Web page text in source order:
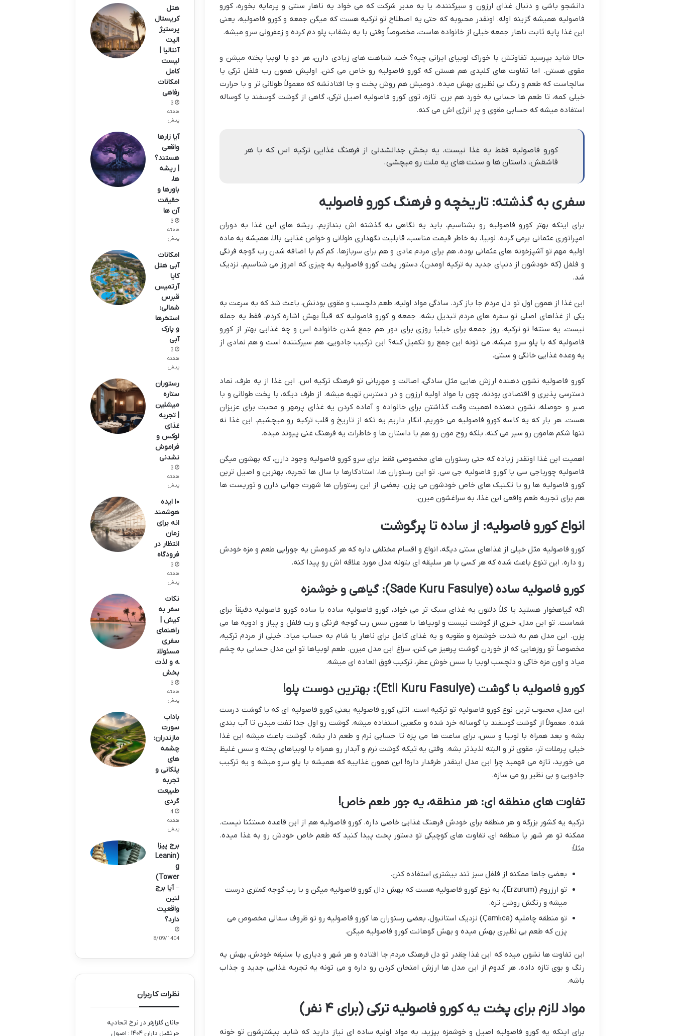
دانشجو باشی و دنبال غذای ارزون و سیرکننده، یا یه مدیر شرکت که می خواد یه ناهار سنتی و پرمایه بخوره، کورو
فاصولیه همیشه گزینه اوله. اونقدر محبوبه که حتی یه اصطلاح تو ترکیه هست که میگن جمعه و کورو فاصولیه، یعنی
این غذا پایه ثابت ناهار جمعه خیلی از خانواده هاست، مخصوصاً وقتی با یه بشقاب پلو دم کرده و زعفرونی سرو میشه.
حالا شاید بپرسید تفاوتش با خوراک لوبیای ایرانی چیه؟ خب، شباهت های زیادی دارن، هر دو با لوبیا پخته میشن و
مقوی هستن. اما تفاوت های کلیدی هم هستن که کورو فاصولیه رو خاص می کنن. اولیش همون رب فلفل ترکی یا
سالچاست که طعم و رنگ بی نظیری بهش میده. دومیش هم روش پخت و جا افتادنشه که معمولاً طولانی تر و با حرارت
خیلی کمه، تا طعم ها حسابی به خورد هم برن. تازه، توی کورو فاصولیه اصیل ترکی، گاهی از گوشت گوسفند یا گوساله
استفاده میشه که حسابی مقوی و پر انرژی اش می کنه.
کورو فاصولیه فقط یه غذا نیست، یه بخش جدانشدنی از فرهنگ غذایی ترکیه اس که با هر
قاشقش، داستان ها و سنت های یه ملت رو میچشی.
سفری به گذشته: تاریخچه و فرهنگ کورو فاصولیه
برای اینکه بهتر کورو فاصولیه رو بشناسیم، باید یه نگاهی به گذشته اش بندازیم. ریشه های این غذا به دوران
امپراتوری عثمانی برمی گرده. لوبیا، به خاطر قیمت مناسب، قابلیت نگهداری طولانی و خواص غذایی بالا، همیشه یه ماده
اولیه مهم تو آشپزخونه های عثمانی بوده، هم برای مردم عادی و هم برای سربازها. کم کم با اضافه شدن رب گوجه فرنگی
و فلفل (که خودشون از دنیای جدید به ترکیه اومدن)، دستور پخت کورو فاصولیه به چیزی که امروز می شناسیم، نزدیک
شد.
این غذا از همون اول تو دل مردم جا باز کرد. سادگی مواد اولیه، طعم دلچسب و مقوی بودنش، باعث شد که به سرعت به
یکی از غذاهای اصلی تو سفره های مردم تبدیل بشه. جمعه و کورو فاصولیه که قبلاً بهش اشاره کردم، فقط یه جمله
نیست، یه سنته! تو ترکیه، روز جمعه برای خیلیا روزی برای دور هم جمع شدن خانواده اس و چه غذایی بهتر از کورو
فاصولیه که با پلو سرو میشه، می تونه این جمع رو تکمیل کنه؟ این ترکیب جادویی، هم سیرکننده است و هم نمادی از
یه وعده غذایی خانگی و سنتی.
کورو فاصولیه نشون دهنده ارزش هایی مثل سادگی، اصالت و مهربانی تو فرهنگ ترکیه اس. این غذا از یه طرف، نماد
دسترسی پذیری و اقتصادی بودنه، چون با مواد اولیه ارزون و در دسترس تهیه میشه. از طرف دیگه، با پخت طولانی و با
صبر و حوصله، نشون دهنده اهمیت وقت گذاشتن برای خانواده و آماده کردن یه غذای پرمهر و محبت برای عزیزان
هست. هر بار که یه کاسه کورو فاصولیه می خوریم، انگار داریم یه تکه از تاریخ و قلب ترکیه رو میچشیم. این غذا نه
تنها شکم هامون رو سیر می کنه، بلکه روح مون رو هم با داستان ها و خاطرات یه فرهنگ غنی پیوند میده.
اهمیت این غذا اونقدر زیاده که حتی رستوران های مخصوصی فقط برای سرو کورو فاصولیه وجود دارن، که بهشون میگن
فاصولیه چورباجی سی یا کورو فاصولیه جی سی. تو این رستوران ها، استادکارها با سال ها تجربه، بهترین و اصیل ترین
کورو فاصولیه ها رو با تکنیک های خاص خودشون می پزن. بعضی از این رستوران ها شهرت جهانی دارن و توریست ها
هم برای تجربه طعم واقعی این غذا، به سراغشون میرن.
انواع کورو فاصولیه: از ساده تا پرگوشت
کورو فاصولیه مثل خیلی از غذاهای سنتی دیگه، انواع و اقسام مختلفی داره که هر کدومش یه جورایی طعم و مزه خودش
رو داره. این تنوع باعث شده که هر کسی با هر سلیقه ای بتونه مدل مورد علاقه اش رو پیدا کنه.
کورو فاصولیه ساده (Sade Kuru Fasulye): گیاهی و خوشمزه
اگه گیاهخوار هستید یا کلاً دلتون یه غذای سبک تر می خواد، کورو فاصولیه ساده یا ساده کورو فاصولیه دقیقاً برای
شماست. تو این مدل، خبری از گوشت نیست و لوبیاها با همون سس رب گوجه فرنگی و رب فلفل و پیاز و ادویه ها می
پزن. این مدل هم به شدت خوشمزه و مقویه و یه غذای کامل برای ناهار یا شام به حساب میاد. خیلی از مردم ترکیه،
مخصوصاً تو روزهایی که از خوردن گوشت پرهیز می کنن، سراغ این مدل میرن. طعم لوبیاها تو این مدل حسابی به چشم
میاد و اون مزه خاکی و دلچسب لوبیا با سس خوش عطر، ترکیب فوق العاده ای میشه.
کورو فاصولیه با گوشت (Etli Kuru Fasulye): بهترین دوست پلو!
این مدل، محبوب ترین نوع کورو فاصولیه تو ترکیه است. اتلی کورو فاصولیه یعنی کورو فاصولیه ای که با گوشت درست
شده. معمولاً از گوشت گوسفند یا گوساله خرد شده و مکعبی استفاده میشه. گوشت رو اول جدا تفت میدن تا آب بندی
بشه و بعد همراه با لوبیا و سس، برای ساعت ها می پزه تا حسابی نرم و طعم دار بشه. گوشت باعث میشه این غذا
خیلی پرملات تر، مقوی تر و البته لذیذتر بشه. وقتی یه تیکه گوشت نرم و آبدار رو همراه با لوبیاهای پخته و سس غلیظ
می خورید، تازه می فهمید چرا این مدل اینقدر طرفدار داره! این همون غذاییه که همیشه با پلو سرو میشه و یه ترکیب
جادویی و بی نظیر رو می سازه.
تفاوت های منطقه ای: هر منطقه، یه جور طعم خاص!
ترکیه یه کشور بزرگه و هر منطقه برای خودش فرهنگ غذایی خاصی داره. کورو فاصولیه هم از این قاعده مستثنا نیست.
ممکنه تو هر شهر یا منطقه ای، تفاوت های کوچیکی تو دستور پخت پیدا کنید که طعم خاص خودش رو به غذا میده.
مثلاً:
بعضی جاها ممکنه از فلفل سبز تند بیشتری استفاده کنن.
تو ارزروم (Erzurum)، یه نوع کورو فاصولیه هست که بهش دال کورو فاصولیه میگن و با رب گوجه کمتری درست
میشه و رنگش روشن تره.
تو منطقه چاملیه (Çamlıca) نزدیک استانبول، بعضی رستوران ها کورو فاصولیه رو تو ظروف سفالی مخصوص می
پزن که طعم بی نظیری بهش میده و بهش گوهانت کورو فاصولیه میگن.
این تفاوت ها نشون میده که این غذا چقدر تو دل فرهنگ مردم جا افتاده و هر شهر و دیاری با سلیقه خودش، بهش یه
رنگ و بوی تازه داده. هر کدوم از این مدل ها ارزش امتحان کردن رو داره و می تونه یه تجربه غذایی جدید و جذاب
باشه.
مواد لازم برای پخت یه کورو فاصولیه ترکی (برای ۴ نفر)
برای اینکه یه کورو فاصولیه اصیل و خوشمزه بپزید، به مواد اولیه ساده ای نیاز دارید که شاید بیشترشون تو خونه
هتل
کریستال
پرستیژ
الیت
آنتالیا |
لیست
کامل
امکانات
رفاهی
3
هفته
پیش
آیا زارها
واقعی
هستند؟
| ریشه
ها،
باورها و
حقیقت
آن ها
3
هفته
پیش
امکانات
آبی هتل
کایا
آرتمیس
قبرس
شمالی:
استخرها
و پارک
آبی
3
هفته
پیش
رستوران
ستاره
میشلین
| تجربه
غذای
لوکس و
فراموش
نشدنی
3
هفته
پیش
۱۰ ایده
هوشمند
انه برای
زمان
انتظار در
فرودگاه
3
هفته
پیش
نکات
سفر به
کیش |
راهنمای
سفری
مسئولان
ه و لذت
بخش
3
هفته
پیش
باداب
سورت
مازندران:
چشمه
های
پلکانی و
تجربه
طبیعت
گردی
4
هفته
پیش
برج پیزا
(Leanin
g
Tower)
– آیا برج
لنین
واقعیت
دارد؟
28/09/1404
نظرات کاربران
جانان گلزارفر در نرخ اتحادیه
جرثقیل داران ۱۴۰۴ : اصول